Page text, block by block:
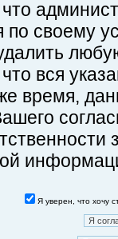
своему
вся
время,
Я уверен, что хочу